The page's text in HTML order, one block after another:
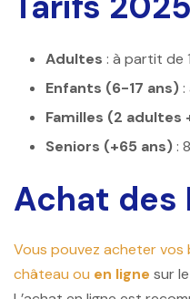
Adultes : à partit de
Enfants (6-17 ans)
Familles (2 adultes
Seniors (+65 ans):
Achat des
Vous pouvez acheter vos
château ou en ligne sur